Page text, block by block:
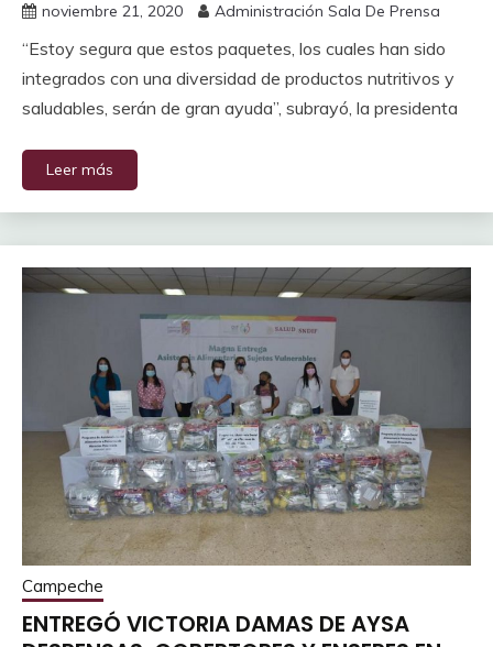
noviembre 21, 2020 Administración Sala De Prensa
“Estoy segura que estos paquetes, los cuales han sido
integrados con una diversidad de productos nutritivos y
saludables, serán de gran ayuda”, subrayó, la presidenta
Leer más
Campeche
ENTREGÓ VICTORIA DAMAS DE AYSA